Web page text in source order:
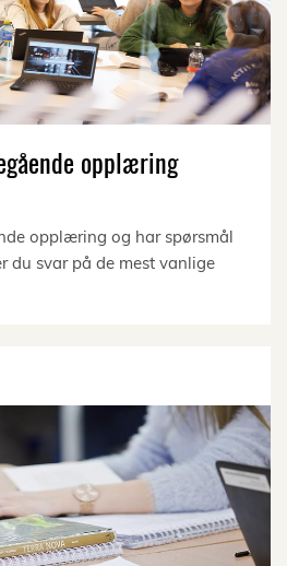
opplæring
opplæring og har spørsmål
du svar på de mest vanlige